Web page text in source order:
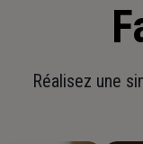
Réalisez une